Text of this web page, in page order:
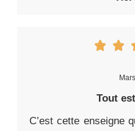
Tout
C’est cette enseigne